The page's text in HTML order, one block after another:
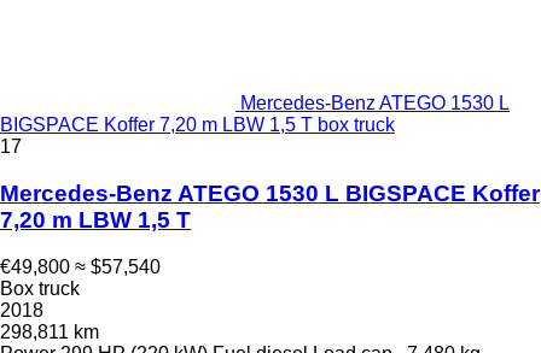
Mercedes-Benz ATEGO 1530 L
BIGSPACE Koffer 7,20 m LBW 1,5 T box truck
17
Mercedes-Benz ATEGO 1530 L BIGSPACE Koffer
7,20 m LBW 1,5 T
€49,800 ≈ $57,540
Box truck
2018
298,811 km